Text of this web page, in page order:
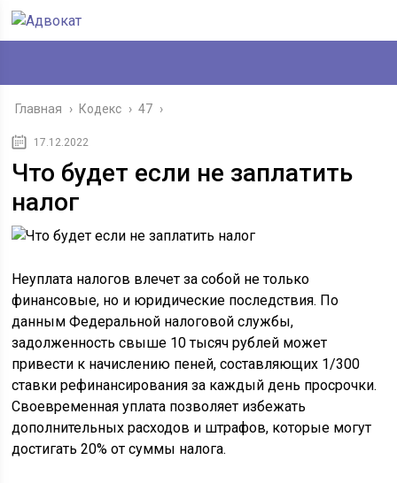
Главная › Кодекс › 47 ›
17.12.2022
Что будет если не заплатить
налог
Неуплата налогов влечет за собой не только
финансовые, но и юридические последствия. По
данным Федеральной налоговой службы,
задолженность свыше 10 тысяч рублей может
привести к начислению пеней, составляющих 1/300
ставки рефинансирования за каждый день просрочки.
Своевременная уплата позволяет избежать
дополнительных расходов и штрафов, которые могут
достигать 20% от суммы налога.